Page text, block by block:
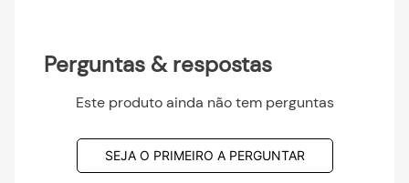
Perguntas & respostas
Este produto ainda não tem perguntas
SEJA O PRIMEIRO A PERGUNTAR